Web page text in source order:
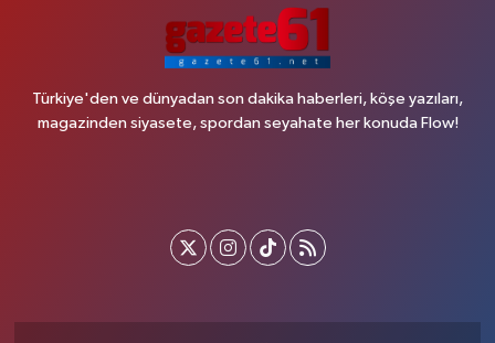
Türkiye'den ve dünyadan son dakika haberleri, köşe yazıları,
magazinden siyasete, spordan seyahate her konuda Flow!